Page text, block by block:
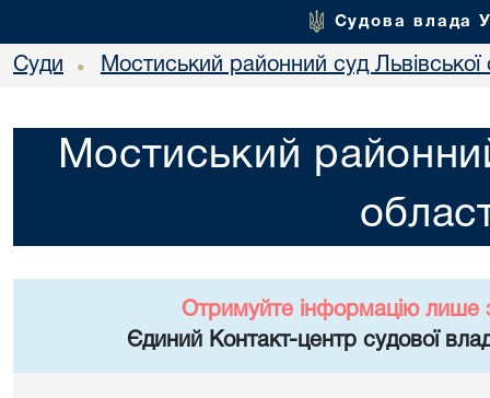
Судова влада
Суди • Мостиський районний суд Львівської
Мостиський
Отримуйте інформацію лише
Єдиний Контакт-центр судової